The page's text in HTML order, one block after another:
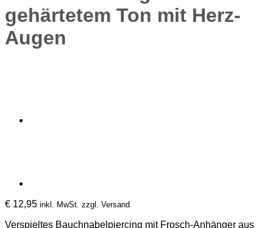
gehärtetem Ton mit Herz-
Augen
€ 12,95 inkl. MwSt. zzgl. Versand
Verspieltes Bauchnabelpiercing mit Frosch-Anhänger aus